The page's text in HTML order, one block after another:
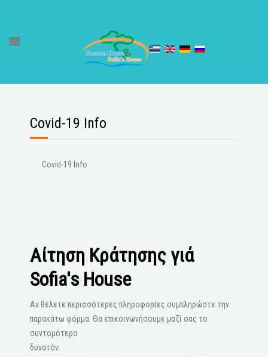
Covid-19 Info
Covid-19 Info
Αίτηση Κράτησης γιά
Sofia's House
Αν θέλετε περισσότερες πληροφορίες συμπληρώστε την
παρακάτω φόρμα. Θα επικοινωνήσουμε μαζί σας το
συντομότερο
δυνατόν.